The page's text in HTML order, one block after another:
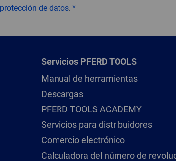
protección de datos.
Servicios PFERD TOOLS
Manual de herramientas
Descargas
PFERD TOOLS ACADEMY
Servicios para distribuidores
Comercio electrónico
Calculadora del número de